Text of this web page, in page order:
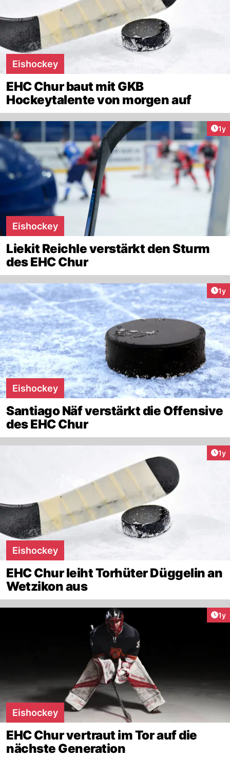
Eishockey
EHC Chur baut mit GKB
Hockeytalente von morgen auf
1y
Eishockey
Liekit Reichle verstärkt den Sturm
des EHC Chur
1y
Eishockey
Santiago Näf verstärkt die Offensive
des EHC Chur
1y
Eishockey
EHC Chur leiht Torhüter Düggelin an
Wetzikon aus
1y
Eishockey
EHC Chur vertraut im Tor auf die
nächste Generation